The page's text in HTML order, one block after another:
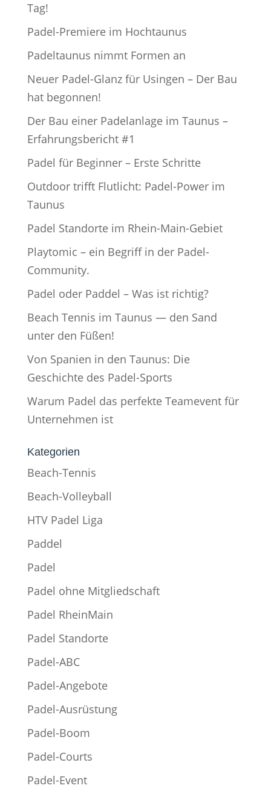
Tag!
Padel-Premiere im Hochtaunus
Padeltaunus nimmt Formen an
Neuer Padel-Glanz für Usingen – Der Bau
hat begonnen!
Der Bau einer Padelanlage im Taunus –
Erfahrungsbericht #1
Padel für Beginner – Erste Schritte
Outdoor trifft Flutlicht: Padel-Power im
Taunus
Padel Standorte im Rhein-Main-Gebiet
Playtomic – ein Begriff in der Padel-
Community.
Padel oder Paddel – Was ist richtig?
Beach Tennis im Taunus — den Sand
unter den Füßen!
Von Spanien in den Taunus: Die
Geschichte des Padel-Sports
Warum Padel das perfekte Teamevent für
Unternehmen ist
Kategorien
Beach-Tennis
Beach-Volleyball
HTV Padel Liga
Paddel
Padel
Padel ohne Mitgliedschaft
Padel RheinMain
Padel Standorte
Padel-ABC
Padel-Angebote
Padel-Ausrüstung
Padel-Boom
Padel-Courts
Padel-Event